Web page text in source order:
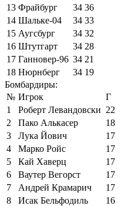
13 Фрайбург 34 36
14 Шальке-04 34 33
15 Аугсбург 34 32
16 Штутгарт 34 28
17 Ганновер-96 34 21
18 Нюрнберг 34 19
Бомбардиры:
№ Игрок
Г
1
Роберт Левандовски 22
2
Пако Алькасер
18
3
Лука Йович
17
4
Марко Ройс
17
5
Кай Хаверц
17
6
Ваутер Вегорст
17
7
Андрей Крамарич
17
8
Исак Бельфодиль
16